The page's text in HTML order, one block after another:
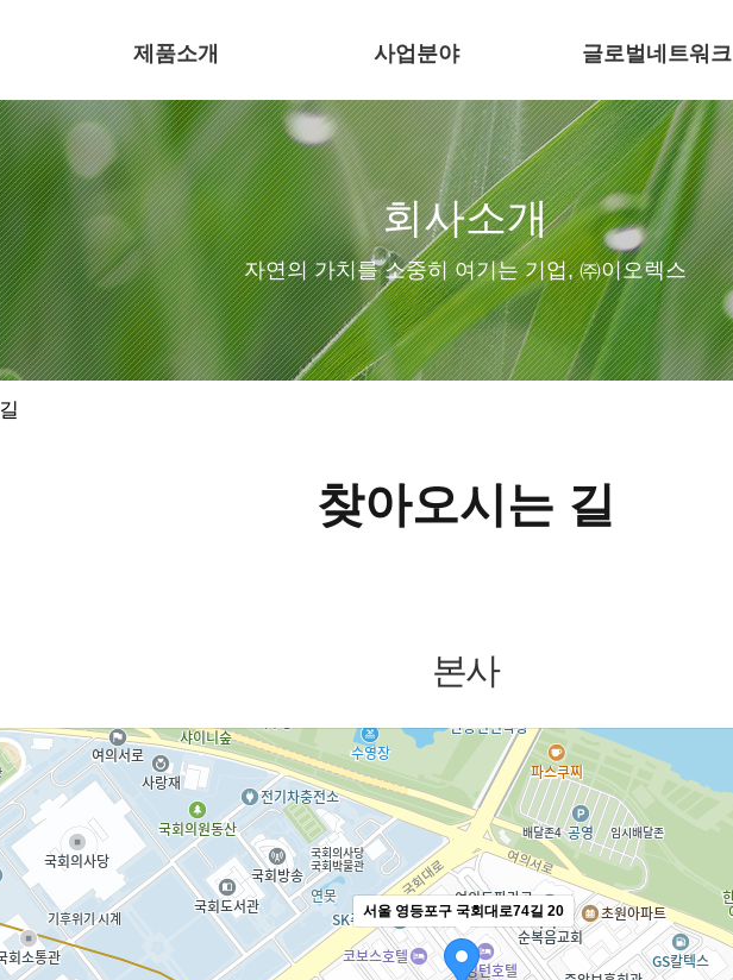
제품소개 사업분야 글로벌네트워크
회사소개
자연의 가치를 소중히 여기는 기업, ㈜이오렉스
찾아오시는 길
본사
서울 영등포구 국회대로74길 20